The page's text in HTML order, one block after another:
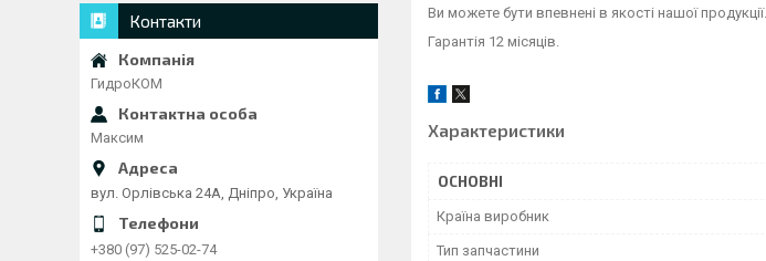
Ви можете бути впевнені в якості нашої продукції.
Гарантія 12 місяців.
Характеристики
ОСНОВНІ
Країна виробник
Тип запчастини
Контакти
ГидроКОМ
Максим
вул. Орлівська 24А, Дніпро, Україна
+380 (97) 525-02-74